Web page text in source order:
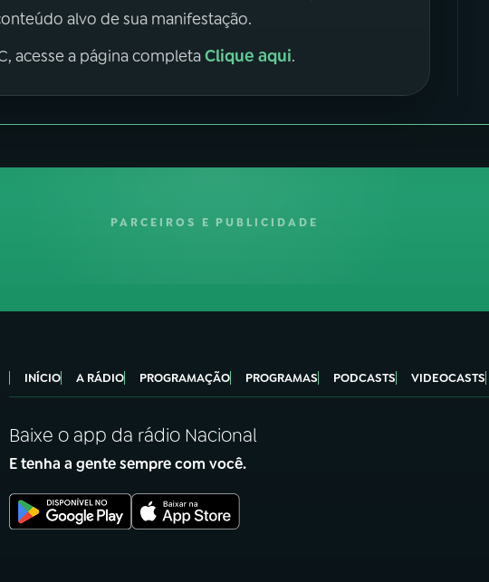
alvo de sua manifestação.
acesse a página completaClique aqui.
PARCEIROS E PUBLICIDADE
INÍCIO A RÁDIO PROGRAMAÇÃO PROGRAMAS PODCASTS VIDEOCASTS
Baixe o app da rádio Nacional
E tenha a gente sempre com você.